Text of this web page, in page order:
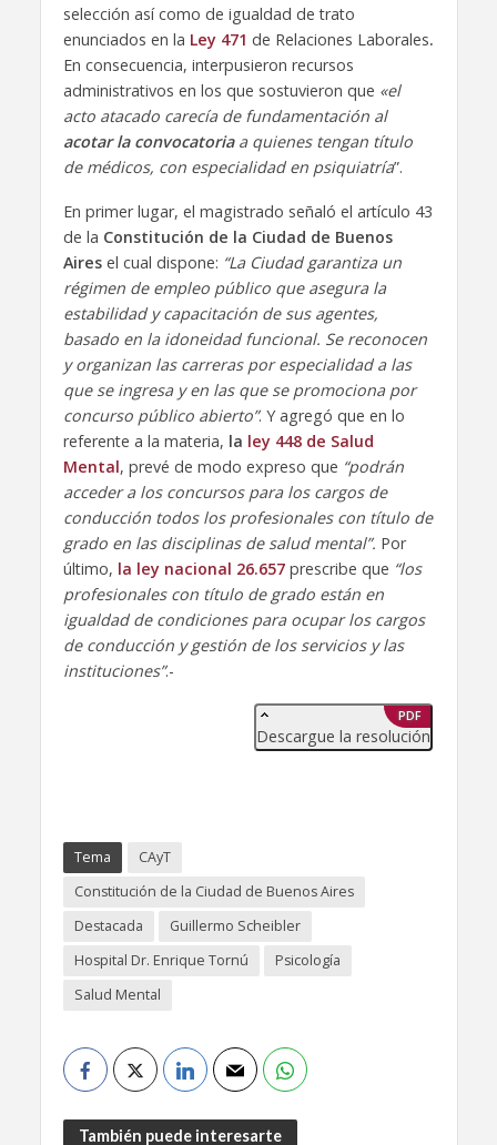
selección así como de igualdad de trato
enunciados en la Ley 471 de Relaciones Laborales.
En consecuencia, interpusieron recursos
administrativos en los que sostuvieron que «el
acto atacado carecía de fundamentación al
acotar la convocatoria a quienes tengan título
de médicos, con especialidad en psiquiatría”.
En primer lugar, el magistrado señaló el artículo 43
de la Constitución de la Ciudad de Buenos
Airesel cual dispone: “La Ciudad garantiza un
régimen de empleo público que asegura la
estabilidad y capacitación de sus agentes,
basado en la idoneidad funcional. Se reconocen
y organizan las carreras por especialidad a las
que se ingresa y en las que se promociona por
concurso público abierto”. Y agregó que en lo
referente a la materia, la ley 448 de Salud
Mental, prevé de modo expreso que “podrán
acceder a los concursos para los cargos de
conducción todos los profesionales con título de
grado en las disciplinas de salud mental”. Por
último, la ley nacional 26.657prescribe que “los
profesionales con título de grado están en
igualdad de condiciones para ocupar los cargos
de conducción y gestión de los servicios y las
instituciones”.-
Descargue la resolución
PDF
Tema
CAyT
Constitución de la Ciudad de Buenos Aires
Destacada
Guillermo Scheibler
Hospital Dr. Enrique Tornú
Psicología
Salud Mental
También puede interesarte